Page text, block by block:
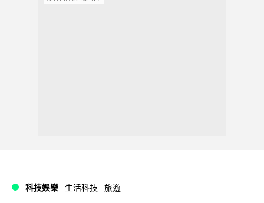
科技娛樂 生活科技 旅遊